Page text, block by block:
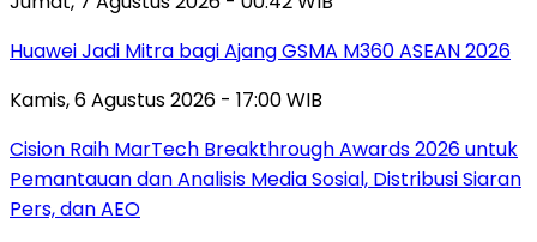
Huawei Jadi Mitra bagi Ajang GSMA M360 ASEAN 2026
Kamis, 6 Agustus 2026 - 17:00 WIB
Cision Raih MarTech Breakthrough Awards 2026 untuk
Pemantauan dan Analisis Media Sosial, Distribusi Siaran
Pers, dan AEO